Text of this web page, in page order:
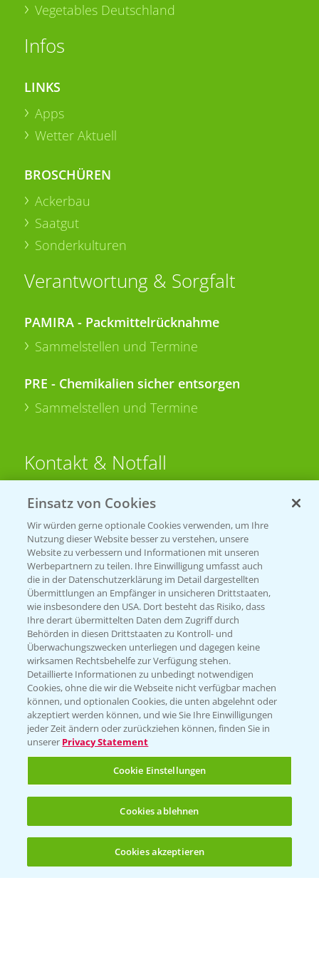
(noch 4)
Vegetables Deutschland
Infos
LINKS
Apps
Wetter Aktuell
BROSCHÜREN
Ackerbau
Saatgut
Sonderkulturen
Verantwortung & Sorgfalt
PAMIRA - Packmittelrücknahme
Sammelstellen und Termine
PRE - Chemikalien sicher entsorgen
Sammelstellen und Termine
Kontakt & Notfall
Beratung auf WhatsApp
T.+49 (0)174 346 564 1
KONTAKT
Hilfe in Notfällen
T.+49 (0)214/30-20220
Folgen Sie uns
Allgemeine Nutzungsbedingungen
Datenschutzerklärung
Einsatz von Cookies
Wir würden gerne optionale Cookies verwenden, um Ihre
Nutzung dieser Website besser zu verstehen, unsere
Website zu verbessern und Informationen mit unseren
Werbepartnern zu teilen. Ihre Einwilligung umfasst auch
die in der Datenschutzerklärung im Detail dargestellten
Übermittlungen an Empfänger in unsicheren Drittstaaten,
wie insbesondere den USA. Dort besteht das Risiko, dass
Ihre derart übermittelten Daten dem Zugriff durch
Behörden in diesen Drittstaaten zu Kontroll- und
Überwachungszwecken unterliegen und dagegen keine
wirksamen Rechtsbehelfe zur Verfügung stehen.
Detaillierte Informationen zu unbedingt notwendigen
Cookies, ohne die wir die Webseite nicht verfügbar machen
können, und optionalen Cookies, die unten abgelehnt oder
akzeptiert werden können, und wie Sie Ihre Einwilligungen
jeder Zeit ändern oder zurückziehen können, finden Sie in
unserer Privacy Statement
Cookie Einstellungen
Cookies ablehnen
Cookies akzeptieren